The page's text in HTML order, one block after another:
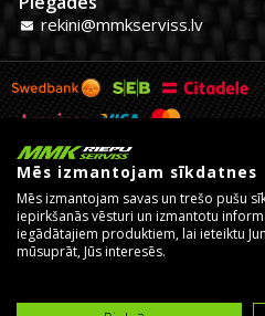
rekini@mmkserviss.lv
Mēs izmantojam sīkdatnes
Mēs izmantojam savas un trešo pušu
iepirkšanās vēsturi un izmantotu
iegādātajiem produktiem, lai ieteiktu
mūsuprāt, Jūs interesēs.